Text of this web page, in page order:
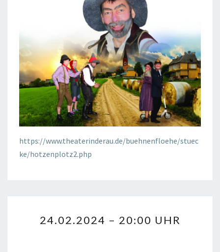
https://www.theaterinderau.de/buehnenfloehe/stuec
ke/hotzenplotz2.php
–
24.02.2024 – 20:00 UHR